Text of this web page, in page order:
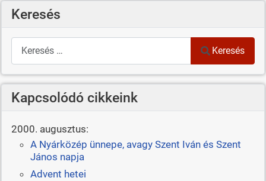
Keresés
Keresés
Keresés
Kapcsolódó cikkeink
2000. augusztus:
A Nyárközép ünnepe, avagy Szent Iván és Szent
János napja
Advent hetei